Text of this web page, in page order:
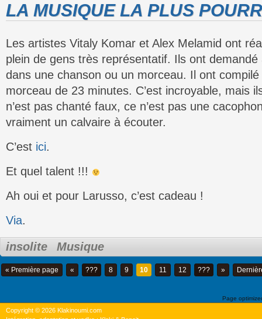
LA MUSIQUE LA PLUS
Les artistes Vitaly Komar et Alex Melamid ont
plein de gens très représentatif. Ils ont demandé
dans une chanson ou un morceau. Il ont
morceau de 23 minutes. C’est incroyable, mais
n’est pas chanté faux, ce n’est pas une
vraiment un calvaire à écouter.
C’est ici.
Et quel talent !!!
Ah oui et pour Larusso, c’est cadeau !
Via.
insolite Musique
« Première page « ??? 8 9 10 11 12 ??? »
Page
Copyright © 2026 Klakinoumi.com